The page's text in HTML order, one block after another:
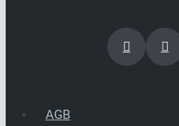
AGB